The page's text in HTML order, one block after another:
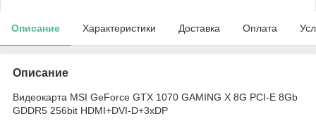
Описание Характеристики Доставка Оплата
Описание
Видеокарта MSI GeForce GTX 1070 GAMING X 8G PCI-E 8Gb
GDDR5 256bit HDMI+DVI-D+3xDP